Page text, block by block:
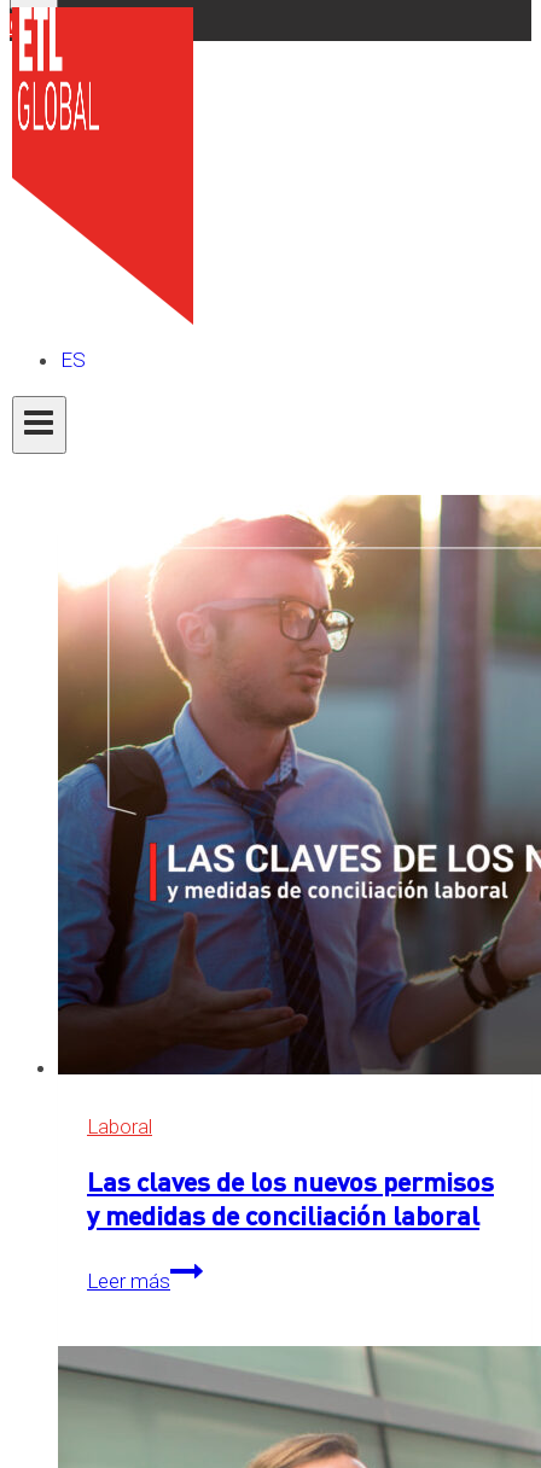
Contacto
ES
Laboral
Las claves de los nuevos permisos
y medidas de conciliación laboral
Leer más
Las
claves
los
nuevos
permisos